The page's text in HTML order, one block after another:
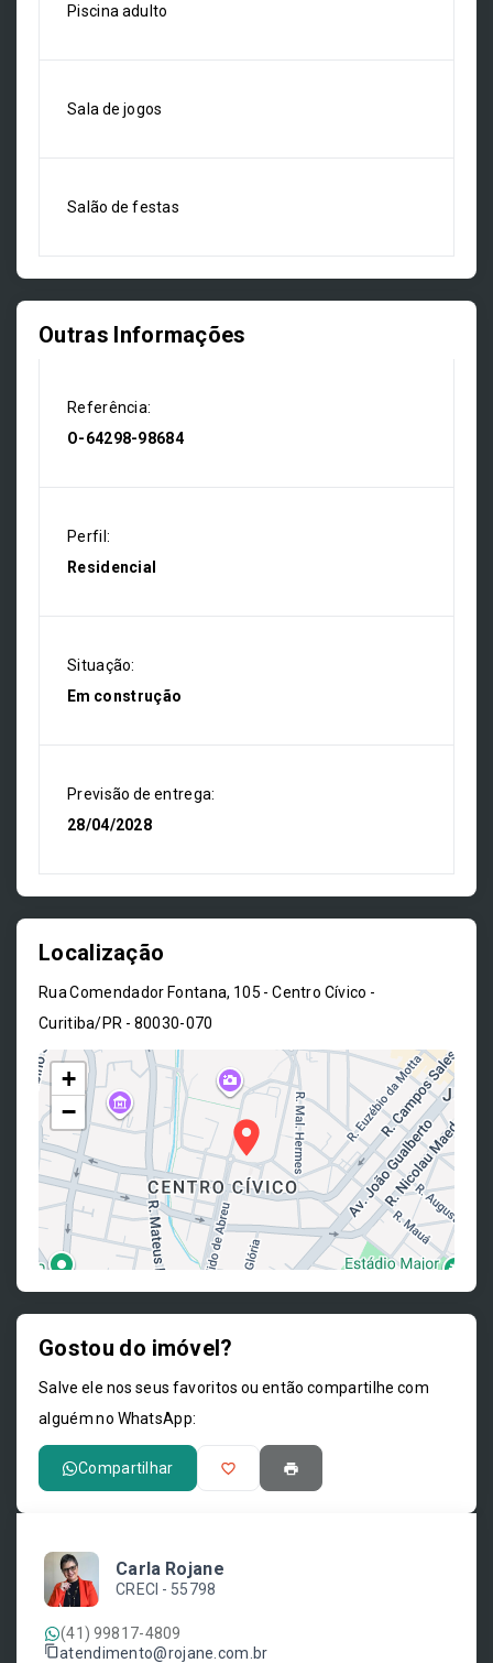
Piscina adulto
Sala de jogos
Salão de festas
Outras Informações
Referência:
O-64298-98684
Perfil:
Residencial
Situação:
Em construção
Previsão de entrega:
28/04/2028
Localização
Rua Comendador Fontana, 105 - Centro Cívico -
Curitiba/PR - 80030-070
+
−
Gostou do imóvel?
Salve ele nos seus favoritos ou então compartilhe com
alguém no WhatsApp:
Compartilhar
Carla Rojane
CRECI - 55798
(41) 99817-4809
atendimento@rojane.com.br